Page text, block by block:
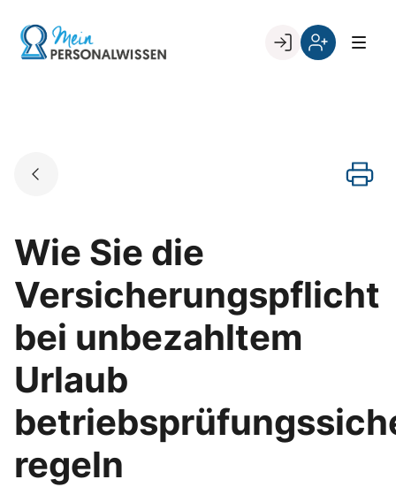
content
Go to landing page.
Wie Sie die
Versicherungspflicht
bei unbezahltem
Urlaub
regeln